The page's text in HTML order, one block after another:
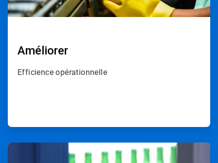
Améliorer
Efficience opérationnelle
ArticleTile